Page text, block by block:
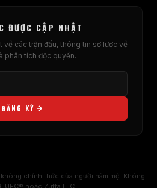
ĐƯỢC CẬP NHẬT
về các trận đấu, thông tin sơ lược về
phân tích độc quyền.
ĐĂNG KÝ
chính thức của người hâm mộ. Không
UFC® hoặc Zuffa LLC.